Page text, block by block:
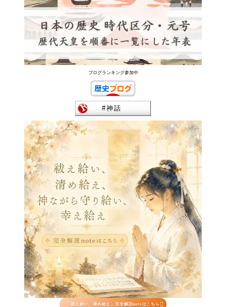
ブログランキング参加中
「祓え給い、清め給え」完全解説noteはこちら 